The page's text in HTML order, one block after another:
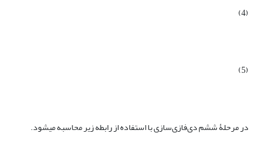
(4)
(5)
در مرحلۀ ششم دی‌فازی‌سازی با استفاده از رابطه زیر محاسبه می‏شود.